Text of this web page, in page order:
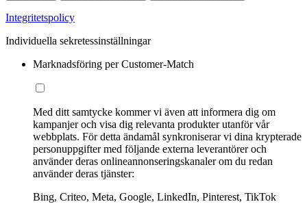
Integritetspolicy
Individuella sekretessinställningar
Marknadsföring per Customer-Match
Med ditt samtycke kommer vi även att informera dig om
kampanjer och visa dig relevanta produkter utanför vår
webbplats. För detta ändamål synkroniserar vi dina krypterade
personuppgifter med följande externa leverantörer och
använder deras onlineannonseringskanaler om du redan
använder deras tjänster:
Bing, Criteo, Meta, Google, LinkedIn, Pinterest, TikTok